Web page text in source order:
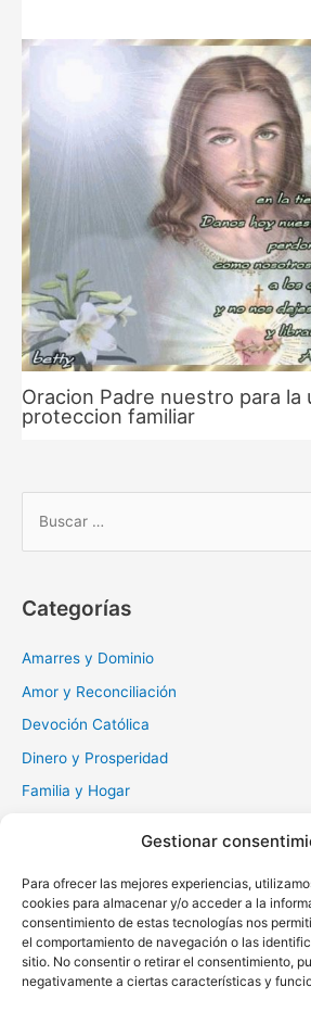
Gestionar
Para ofrecer las mejores experiencias,
cookies para almacenar y/o acceder a la
consentimiento de estas tecnologías nos
el comportamiento de navegación o las
sitio. No consentir o retirar el consentimiento,
negativamente a ciertas características y
Oracion Padre nuestro para la
proteccion familiar
r
Categorías
Amarres y Dominio
Amor y Reconciliación
Devoción Católica
Dinero y Prosperidad
Familia y Hogar
Muerte y Difuntos
Oraciones Diarias
Otras
Protección y Liberación